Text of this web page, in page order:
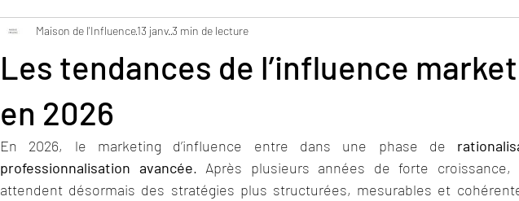
Les tendances de l’influence
en 2026
Maison de l'Influence13 janv.3 min de lecture
En 2026, le marketing d’influence entre dans une phase de
professionnalisation avancée. Après plusieurs années de forte croissance,
attendent désormais des stratégies plus structurées, mesurables et